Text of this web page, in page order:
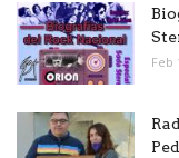
Feb